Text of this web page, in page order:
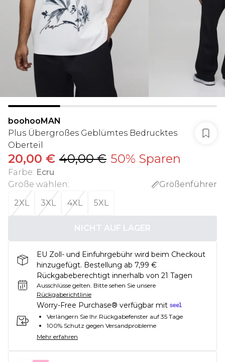
boohooMAN
Plus Übergroßes Geblümtes Bedrucktes
Oberteil
20,00 € 40,00 € 50% Sparen
Farbe: Ecru
Größe wählen:
Größenführer
2XL
3XL 4XL 5XL
NICHT AUF LAGER
EU Zoll- und Einfuhrgebühr wird beim Checkout
hinzugefügt. Bestellung ab 7,99 €
Rückgabeberechtigt innerhalb von 21 Tagen
Ausschlüsse gelten. Bitte sehen Sie unsere
Rückgaberichtlinie
Worry-Free Purchase® verfügbar mit
Verlängern Sie Ihr Rückgabefenster auf 35 Tage
100% Schutz gegen Versandprobleme
Mehr erfahren